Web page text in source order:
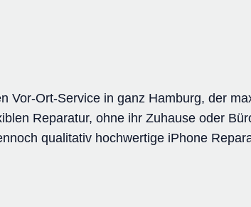
Vor-Ort-Service in ganz Hamburg, der
Reparatur, ohne ihr Zuhause oder
qualitativ hochwertige iPhone